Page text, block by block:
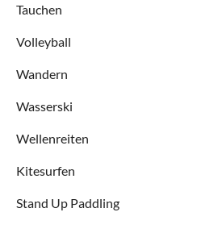
Tauchen
Volleyball
Wandern
Wasserski
Wellenreiten
Kitesurfen
Stand Up Paddling